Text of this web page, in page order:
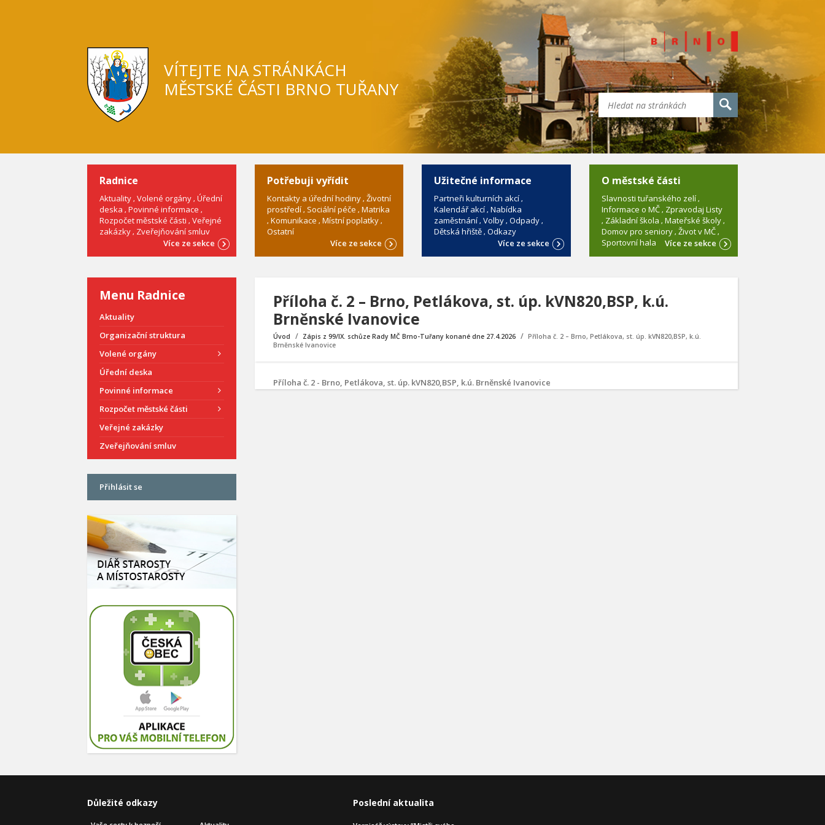
VÍTEJTE NA STRÁNKÁCH
MĚSTSKÉ ČÁSTI BRNO TUŘANY
Radnice
Aktuality Volené orgány Úřední
deska Povinné informace
Rozpočet městské části Veřejné
zakázky Zveřejňování smluv
Více ze sekce
Potřebuji vyřídit
Kontakty a úřední hodiny Životní
prostředí Sociální péče Matrika
Komunikace Místní poplatky
Ostatní
Více ze sekce
Užitečné informace
Partneři kulturních akcí
Kalendář akcí Nabídka
zaměstnání Volby Odpady
Dětská hřiště Odkazy
Více ze sekce
O městské části
Slavnosti tuřanského zelí
Informace o MČ Zpravodaj Listy
Základní škola Mateřské školy
Domov pro seniory Život v MČ
Sportovní hala
Více ze sekce
Příloha č. 2 – Brno, Petlákova, st. úp. kVN820,BSP, k.ú.
Brněnské Ivanovice
Úvod Zápis z 99/IX. schůze Rady MČ Brno-Tuřany konané dne 27.4.2026
Příloha č. 2 – Brno, Petlákova, st. úp. kVN820,BSP, k.ú.
Brněnské Ivanovice
Příloha č. 2 - Brno, Petlákova, st. úp. kVN820,BSP, k.ú. Brněnské Ivanovice
Menu Radnice
Aktuality
Organizační struktura
Volené orgány
Úřední deska
Povinné informace
Rozpočet městské části
Veřejné zakázky
Zveřejňování smluv
Přihlásit se
Důležité odkazy Poslední aktualita